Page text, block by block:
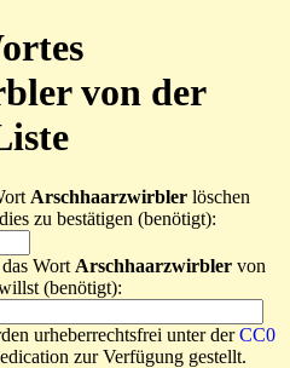
von der
Arschhaarzwirbler löschen
zu bestätigen (benötigt):
Wort Arschhaarzwirbler von
(benötigt):
urheberrechtsfrei unter derCC0
zur Verfügung gestellt.